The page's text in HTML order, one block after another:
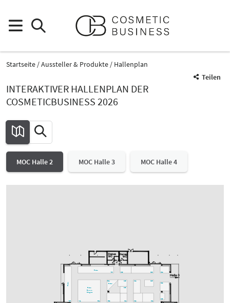
Startseite Aussteller & Produkte
Hallenplan
Teilen
INTERAKTIVER HALLENPLAN DER
COSMETICBUSINESS 2026
MOC Halle 2 MOC Halle 3 MOC Halle 4
B24
Bistro
A25
Bistro
D21
B22
C29
D22
D25
D29 D24
D18
C21
C25
A21 B21
Bavaria
Bistro
Delights
C22
A30
Bistro
C23
C24